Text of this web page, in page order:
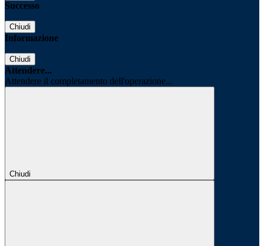
Successo
Chiudi
Informazione
Chiudi
Attendere...
Attendere il completamento dell'operazione...
Chiudi